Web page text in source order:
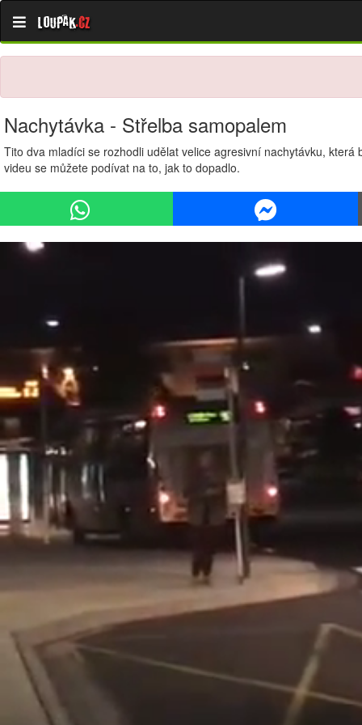
Loupak.cz
Nachytávka - Střelba samopalem
Tito dva mladíci se rozhodli udělat velice agresivní nachytávku,
videu se můžete podívat na to, jak to dopadlo.